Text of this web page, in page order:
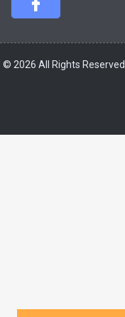
© 2026 All Rights Reserved.